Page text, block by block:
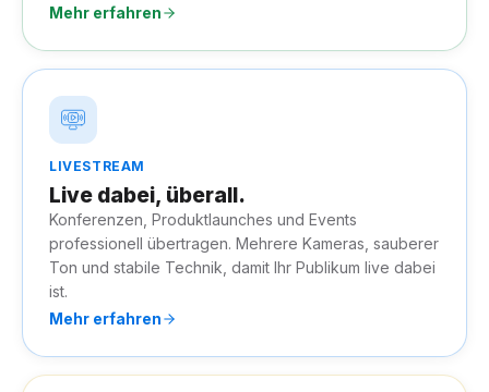
Mehr erfahren
LIVESTREAM
Live dabei, überall.
Konferenzen, Produktlaunches und Events
professionell übertragen. Mehrere Kameras, sauberer
Ton und stabile Technik, damit Ihr Publikum live dabei
ist.
Mehr erfahren